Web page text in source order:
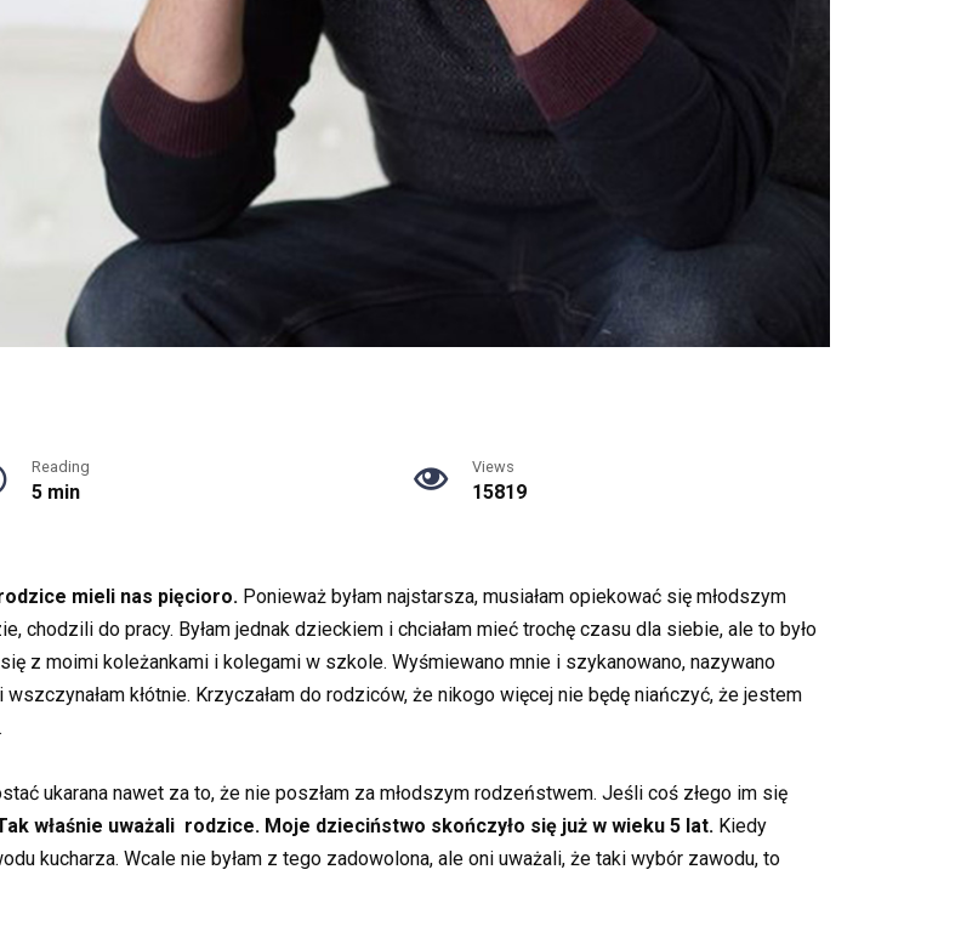
Reading
5 min
Views
15819
mieli nas pięcioro. Ponieważ byłam najstarsza, musiałam opiekować się młodszym
do pracy. Byłam jednak dzieckiem i chciałam mieć trochę czasu dla siebie, ale to było
z moimi koleżankami i kolegami w szkole. Wyśmiewano mnie i szykanowano, nazywano
kłótnie. Krzyczałam do rodziców, że nikogo więcej nie będę niańczyć, że jestem
ukarana nawet za to, że nie poszłam za młodszym rodzeństwem. Jeśli coś złego im się
właśnie uważali rodzice. Moje dzieciństwo skończyło się już w wieku 5 lat. Kiedy
kucharza. Wcale nie byłam z tego zadowolona, ale oni uważali, że taki wybór zawodu, to